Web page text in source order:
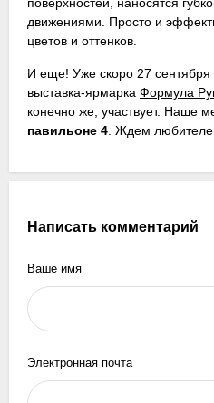
поверхностей, наносятся
движениями. Просто и
цветов и оттенков.
И еще! Уже скоро 27 сентября
выставка-ярмарка Формула
конечно же, участвует. Наше
павильоне 4. Ждем
Написать комментарий
Ваше имя
Электронная почта